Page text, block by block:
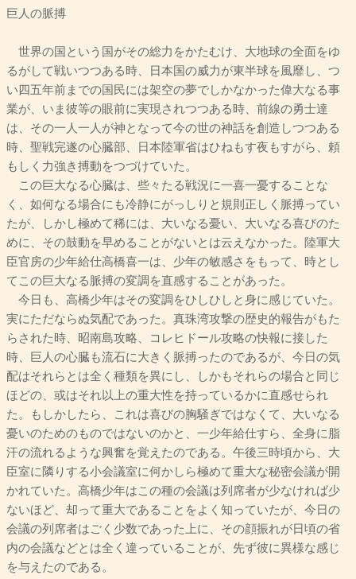
巨人の脈搏
世界の国という国がその総力をかたむけ、大地球の全面をゆ
るがして戦いつつある時、日本国の威力が東半球を風靡し、つ
い四五年前までの国民には架空の夢でしかなかった偉大なる事
業が、いま彼等の眼前に実現されつつある時、前線の勇士達
は、その一人一人が神となって今の世の神話を創造しつつある
時、聖戦完遂の心臓部、日本陸軍省はひねもす夜もすがら、頼
もしく力強き搏動をつづけていた。
この巨大なる心臓は、些々たる戦況に一喜一憂することな
く、如何なる場合にも冷静にがっしりと規則正しく脈搏ってい
たが、しかし極めて稀には、大いなる憂い、大いなる喜びのた
めに、その鼓動を早めることがないとは云えなかった。陸軍大
臣官房の少年給仕高橋喜一は、少年の敏感さをもって、時とし
てこの巨大なる脈搏の変調を直感することがあった。
今日も、高橋少年はその変調をひしひしと身に感じていた。
実にただならぬ気配であった。真珠湾攻撃の歴史的報告がもた
らされた時、昭南島攻略、コレヒドール攻略の快報に接した
時、巨人の心臓も流石に大きく脈搏ったのであるが、今日の気
配はそれらとは全く種類を異にし、しかもそれらの場合と同じ
ほどの、或はそれ以上の重大性を持っているかに直感せられ
た。もしかしたら、これは喜びの胸騒ぎではなくて、大いなる
憂いのためのものではないのかと、一少年給仕すら、全身に脂
汗の流れるような興奮を覚えたのである。午後三時頃から、大
臣室に隣りする小会議室に何かしら極めて重大な秘密会議が開
かれていた。高橋少年はこの種の会議は列席者が少なければ少
ないほど、却って重大であることをよく知っていたが、今日の
会議の列席者はごく少数であった上に、その顔振れが日頃の省
内の会議などとは全く違っていることが、先ず彼に異様な感じ
を与えたのである。